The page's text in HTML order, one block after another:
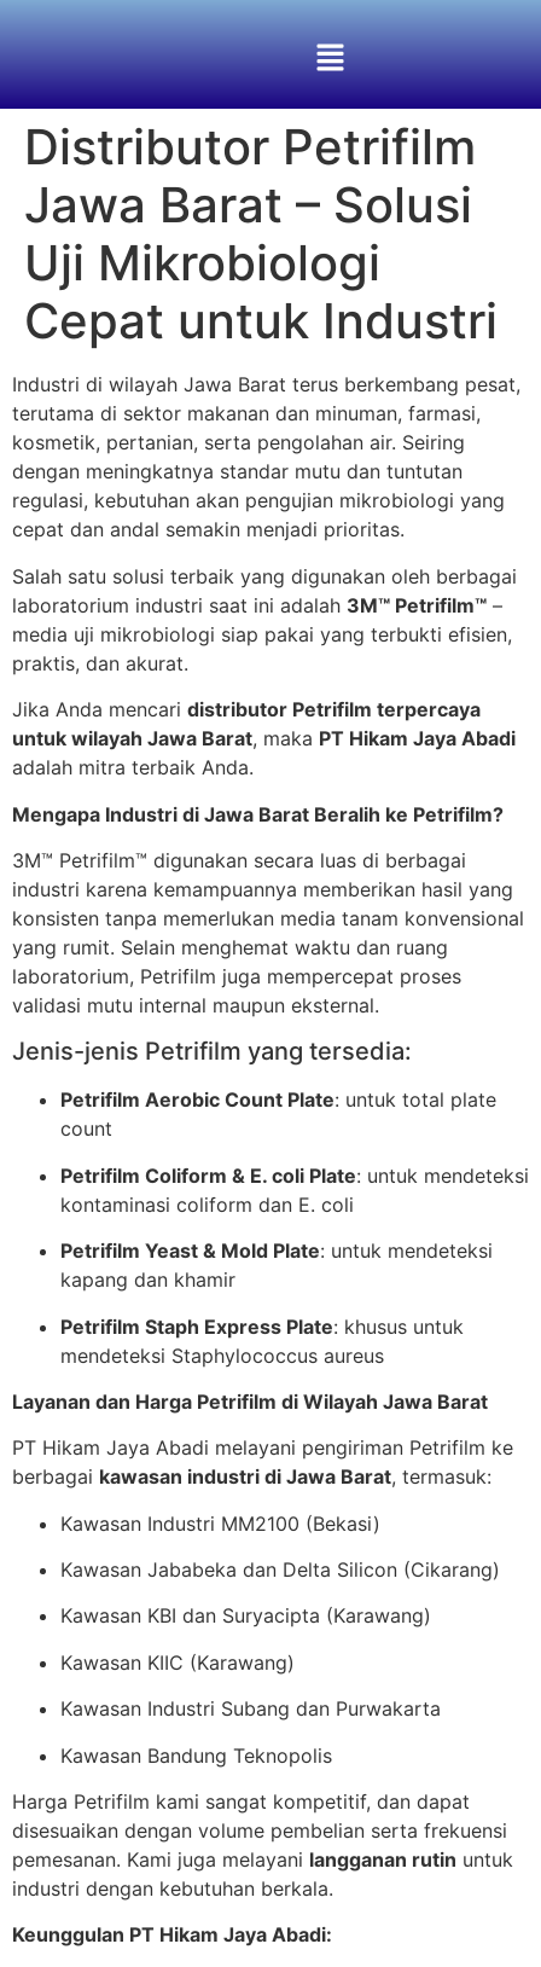
Distributor Petrifilm
Jawa Barat – Solusi
Uji Mikrobiologi
Cepat untuk Industri
Industri di wilayah Jawa Barat terus berkembang pesat,
terutama di sektor makanan dan minuman, farmasi,
kosmetik, pertanian, serta pengolahan air. Seiring
dengan meningkatnya standar mutu dan tuntutan
regulasi, kebutuhan akan pengujian mikrobiologi yang
cepat dan andal semakin menjadi prioritas.
Salah satu solusi terbaik yang digunakan oleh berbagai
laboratorium industri saat ini adalah 3M™ Petrifilm™ –
media uji mikrobiologi siap pakai yang terbukti efisien,
praktis, dan akurat.
Jika Anda mencari distributor Petrifilm terpercaya
untuk wilayah Jawa Barat, maka PT Hikam Jaya Abadi
adalah mitra terbaik Anda.
Mengapa Industri di Jawa Barat Beralih ke Petrifilm?
3M™ Petrifilm™ digunakan secara luas di berbagai
industri karena kemampuannya memberikan hasil yang
konsisten tanpa memerlukan media tanam konvensional
yang rumit. Selain menghemat waktu dan ruang
laboratorium, Petrifilm juga mempercepat proses
validasi mutu internal maupun eksternal.
Jenis-jenis Petrifilm yang tersedia:
Petrifilm Aerobic Count Plate: untuk total plate
count
Petrifilm Coliform & E. coli Plate: untuk mendeteksi
kontaminasi coliform dan E. coli
Petrifilm Yeast & Mold Plate: untuk mendeteksi
kapang dan khamir
Petrifilm Staph Express Plate: khusus untuk
mendeteksi Staphylococcus aureus
Layanan dan Harga Petrifilm di Wilayah Jawa Barat
PT Hikam Jaya Abadi melayani pengiriman Petrifilm ke
berbagai kawasan industri di Jawa Barat, termasuk:
Kawasan Industri MM2100 (Bekasi)
Kawasan Jababeka dan Delta Silicon (Cikarang)
Kawasan KBI dan Suryacipta (Karawang)
Kawasan KIIC (Karawang)
Kawasan Industri Subang dan Purwakarta
Kawasan Bandung Teknopolis
Harga Petrifilm kami sangat kompetitif, dan dapat
disesuaikan dengan volume pembelian serta frekuensi
pemesanan. Kami juga melayani langganan rutin untuk
industri dengan kebutuhan berkala.
Keunggulan PT Hikam Jaya Abadi: